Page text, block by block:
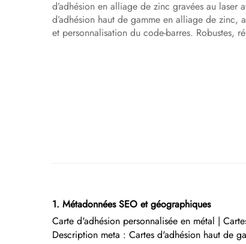
d’adhésion en alliage de zinc gravées au laser
d’adhésion haut de gamme en alliage de zinc,
et personnalisation du code-barres. Robustes,
1. Métadonnées SEO et géographiques
Carte d'adhésion personnalisée en métal |
Description meta : Cartes d'adhésion haut de